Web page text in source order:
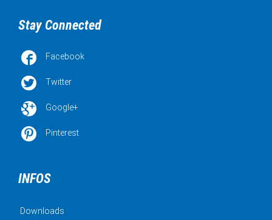
Stay Connected
 Facebook
 Twitter
 Google+
 Pinterest
INFOS
Downloads